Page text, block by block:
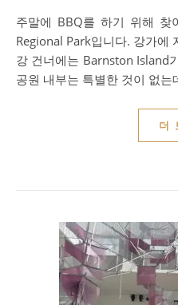
주말에 BBQ를 하기 위해 찾아낸 공원 하나가 Surrey Bend
Regional Park입니다. 강가에
강 건너에는 Barnston Island
공원 내부는 특별한 것이 없
더